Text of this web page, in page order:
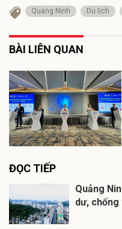
Quảng Ninh Du lịch
BÀI LIÊN QUAN
ĐỌC TIẾP
Quảng
dư,